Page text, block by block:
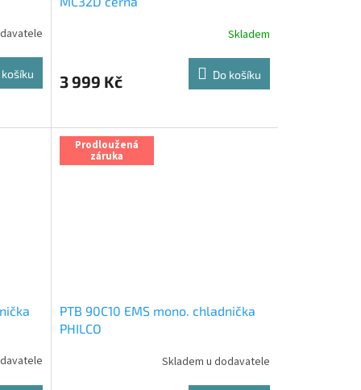
košíku
Skladem
3 999 Kč Do košíku
Prodloužená
záruka
PTB 90C10 EMS mono. chladnička
PHILCO
Skladem u dodavatele